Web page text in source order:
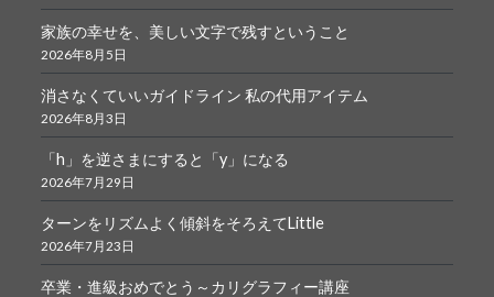
家族の幸せを、美しい文字で残すということ
2026年8月5日
消さなくていいガイドライン 私の代用アイテム
2026年8月3日
「h」を逆さまにすると「y」になる
2026年7月29日
ターンをリズムよく傾斜をそろえてLittle
2026年7月23日
卒業・進級おめでとう～カリグラフィー講座